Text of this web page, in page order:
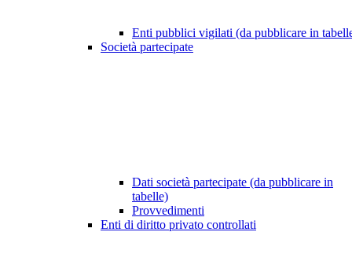
Enti pubblici vigilati (da pubblicare in
Società partecipate
Dati società partecipate (da pubblicare in
tabelle)
Provvedimenti
Enti di diritto privato controllati